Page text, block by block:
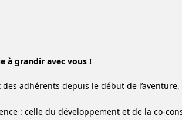
à grandir avec vous !
des adhérents depuis le début de
: celle du développement et de la co-